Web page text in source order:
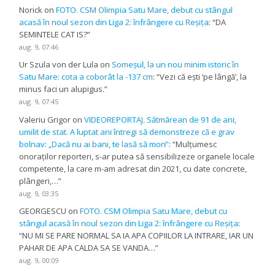
Norick onFOTO. CSM Olimpia Satu Mare, debut cu stângul
acasă în noul sezon din Liga 2: înfrângere cu Reșița: “DA
SEMINTELE CAT IS?”
aug. 9, 07:46
Ur Szula von der Lula on Someșul, la un nou minim istoric în
Satu Mare: cota a coborât la -137 cm: “Vezi că ești ‘pe lângă’, la
minus faci un alupigus.”
aug. 9, 07:45
Valeriu Grigor onVIDEOREPORTAJ. Sătmărean de 91 de ani,
umilit de stat. A luptat ani întregi să demonstreze că e grav
bolnav: „Dacă nu ai bani, te lasă să mori”: “Mulțumesc
onoraților reporteri, s-ar putea să sensibilizeze organele locale
competente, la care m-am adresat din 2021, cu date concrete,
plângeri,…”
aug. 9, 03:35
GEORGESCU onFOTO. CSM Olimpia Satu Mare, debut cu
stângul acasă în noul sezon din Liga 2: înfrângere cu Reșița:
“NU MI SE PARE NORMAL SA IA APA COPIILOR LA INTRARE, IAR UN
PAHAR DE APA CALDA SA SE VANDA…”
aug. 9, 00:09